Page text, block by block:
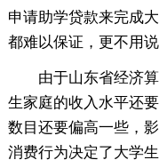
申请助学贷款来完成
都难以保证，更不用
由于山东省经济算
生家庭的收入水平还
数目还要偏高一些，
消费行为决定了大学